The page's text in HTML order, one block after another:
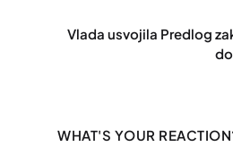
Vlada usvojila Predlog
WHAT'S YOUR